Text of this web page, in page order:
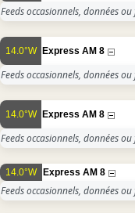
Feeds occasionnels, données
14.0°W Express AM 8
Feeds occasionnels, données
14.0°W Express AM 8
Feeds occasionnels, données
14.0°W Express AM 8
Feeds occasionnels, données